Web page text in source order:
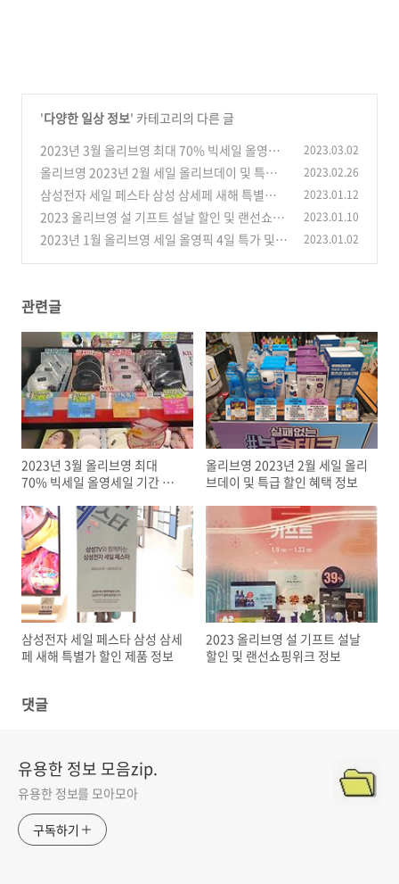
'다양한 일상 정보' 카테고리의 다른 글
2023년 3월 올리브영 최대 70% 빅세일 올영세
일 기간 및 할인 정보
(0)
2023.03.02
올리브영 2023년 2월 세일 올리브데이 및 특급
할인 혜택 정보
(0)
2023.02.26
삼성전자 세일 페스타 삼성 삼세페 새해 특별가
할인 제품 정보
(0)
2023.01.12
2023 올리브영 설 기프트 설날 할인 및 랜선쇼핑
위크 정보
(0)
2023.01.10
2023년 1월 올리브영 세일 올영픽 4일 특가 및
2023.01.02
관련글
2023년 3월 올리브영 최대
70% 빅세일 올영세일 기간 및
올리브영 2023년 2월 세일 올리
브데이 및 특급 할인 혜택 정보
삼성전자 세일 페스타 삼성 삼세
페 새해 특별가 할인 제품 정보
2023 올리브영 설 기프트 설날
할인 및 랜선쇼핑위크 정보
댓글
유용한 정보 모음zip.
유용한 정보를 모아모아
구독하기